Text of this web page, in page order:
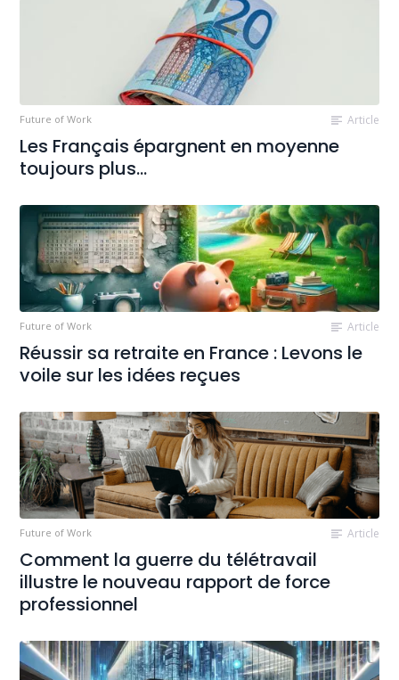
Future of Work Article
Les Français épargnent en moyenne
toujours plus…
Future of Work Article
Réussir sa retraite en France : Levons le
voile sur les idées reçues
Future of Work Article
Comment la guerre du télétravail
illustre le nouveau rapport de force
professionnel